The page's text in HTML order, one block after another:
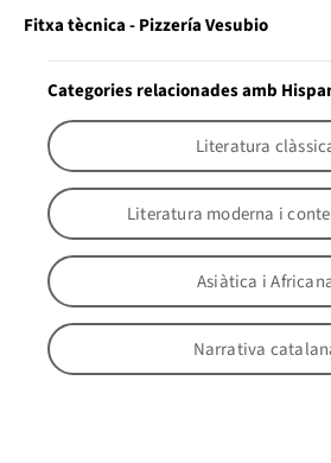
Fitxa tècnica - Pizzería Vesubio
Categories relacionades amb
Literatura
Literatura moderna i
Asiàtica i
Narrativa